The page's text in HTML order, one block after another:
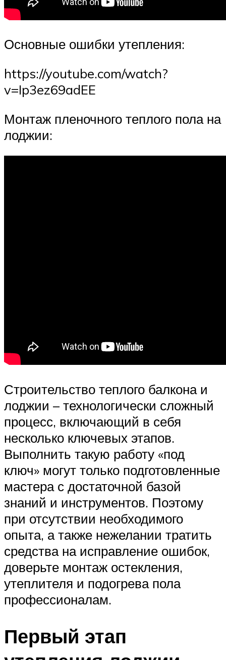
Основные ошибки утепления:
https://youtube.com/watch?
v=Ip3ez69adEE
Монтаж пленочного теплого пола на
лоджии:
Строительство теплого балкона и
лоджии – технологически сложный
процесс, включающий в себя
несколько ключевых этапов.
Выполнить такую работу «под
ключ» могут только подготовленные
мастера с достаточной базой
знаний и инструментов. Поэтому
при отсутствии необходимого
опыта, а также нежелании тратить
средства на исправление ошибок,
доверьте монтаж остекления,
утеплителя и подогрева пола
профессионалам.
Первый этап